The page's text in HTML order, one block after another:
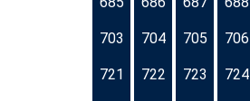
703 704 705 706
721 722 723 724